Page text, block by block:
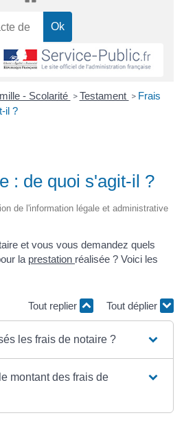
- Scolarité > Testament > Frais
il ?
: de quoi s'agit-il ?
de l'information légale et administrative
et vous vous demandez quels
la prestation réalisée ? Voici les
Tout replier Tout déplier
les frais de notaire ?
montant des frais de